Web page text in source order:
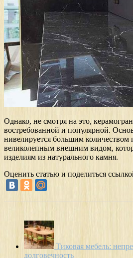
Однако, не смотря на это,
востребованной и популярной.
нивелируется большим количеством
великолепным внешним видом,
изделиям из натурального камня.
Оценить статью и поделиться
Тиковая мебель:
долговечность